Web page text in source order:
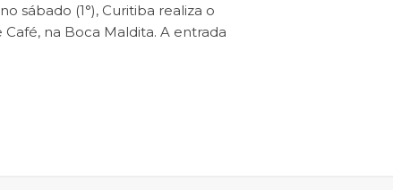
sábado (1°), Curitiba realiza o
na Boca Maldita. A entrada